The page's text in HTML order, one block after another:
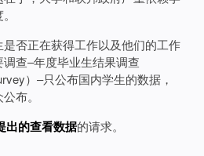
否正在获得工作以及他们的工作
查–年度毕业生结果调查
）–只公布国内学生的数据，
布。
出的查看数据的请求。